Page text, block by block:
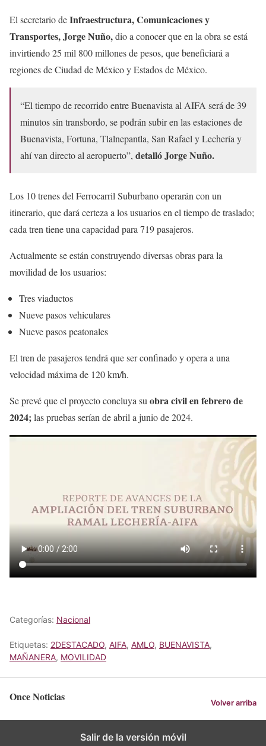
El secretario deInfraestructura, Comunicaciones y
Transportes, Jorge Nuño,dio a conocer que en la obra se está
invirtiendo 25 mil 800 millones de pesos, que beneficiará a
regiones de Ciudad de México y Estados de México.
“El tiempo de recorrido entre Buenavista al AIFA será de 39
minutos sin transbordo, se podrán subir en las estaciones de
Buenavista, Fortuna, Tlalnepantla, San Rafael y Lechería y
ahí van directo al aeropuerto”, detalló Jorge Nuño.
Los 10 trenes del Ferrocarril Suburbano operarán con un
itinerario, que dará certeza a los usuarios en el tiempo de traslado;
cada tren tiene una capacidad para 719 pasajeros.
Actualmente se están construyendo diversas obras para la
movilidad de los usuarios:
Tres viaductos
Nueve pasos vehiculares
Nueve pasos peatonales
El tren de pasajeros tendrá que ser confinado y opera a una
velocidad máxima de 120 km/h.
Se prevé que el proyecto concluya su obra civil en febrero de
2024;las pruebas serían de abril a junio de 2024.
Categorías: Nacional
Etiquetas: 2DESTACADO, AIFA, AMLO, BUENAVISTA,
MAÑANERA, MOVILIDAD
Once Noticias Volver arriba
Salir de la versión móvil